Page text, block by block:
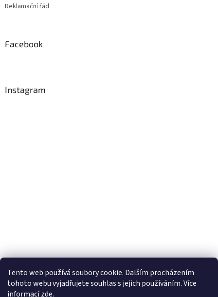
Tento web používá soubory cookie. Dalším procházením
tohoto webu vyjadřujete souhlas s jejich používáním. Více
informacízde.
Reklamační řád
Facebook
Instagram